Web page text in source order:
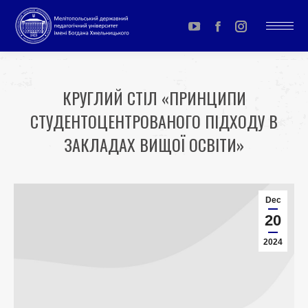
YouTube
page
in
new
window
Facebook
page
in
new
window
Instagram
page
in
new
КРУГЛИЙ СТІЛ «ПРИНЦИПИ
СТУДЕНТОЦЕНТРОВАНОГО ПІДХОДУ В
ЗАКЛАДАХ ВИЩОЇ ОСВІТИ»
Dec
20
2024